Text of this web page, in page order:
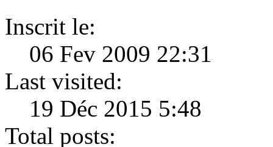
Inscrit le:
06 Fev 2009 22:31
Last visited:
19 Déc 2015 5:48
Total posts: